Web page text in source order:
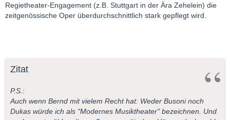
Noch dazu, wenn man die Relationen bedenkt - also im Kopf
werden. Denn häufig, sehr häufig deckt bei uns etwa ein "Peter
Grimes" den Sektor "20. Jahrhundert" ab.
Ich sage nun keineswegs, daß die USA das Opernparadies sind,
und sicher sind zahlreiche Uraufführungen Eintagsfliegen.
Nichts desto weniger ist der Gewinn meiner Meinung nach aber
Regietheater-Engagement (z.B. Stuttgart in der Ära Zehelein) die
zeitgenössische Oper überdurchschnittlich stark gepflegt wird.
Zitat
P.S.:
Auch wenn Bernd mit vielem Recht hat: Weder Busoni noch
Dukas würde ich als "Modernes Musiktheater" bezeichnen. Und